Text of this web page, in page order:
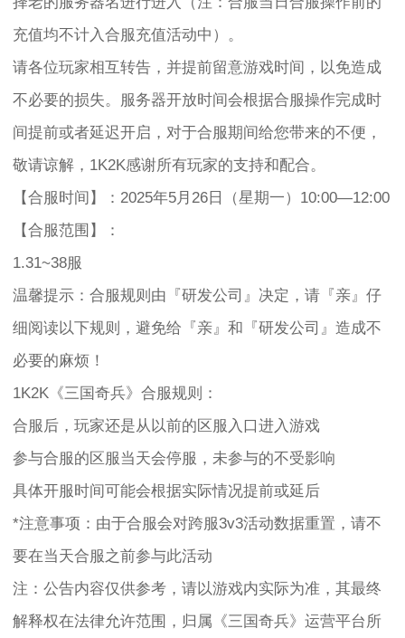
充值均不计入合服充值活动中）。
请各位玩家相互转告，并提前留意游戏时间，以免造成
不必要的损失。服务器开放时间会根据合服操作完成时
间提前或者延迟开启，对于合服期间给您带来的不便，
敬请谅解，1K2K感谢所有玩家的支持和配合。
【合服时间】：2025年5月26日（星期一）10:00—12:00
【合服范围】：
1.31~38服
温馨提示：合服规则由『研发公司』决定，请『亲』仔
细阅读以下规则，避免给『亲』和『研发公司』造成不
必要的麻烦！
1K2K《三国奇兵》合服规则：
合服后，玩家还是从以前的区服入口进入游戏
参与合服的区服当天会停服，未参与的不受影响
具体开服时间可能会根据实际情况提前或延后
*注意事项：由于合服会对跨服3v3活动数据重置，请不
要在当天合服之前参与此活动
注：公告内容仅供参考，请以游戏内实际为准，其最终
解释权在法律允许范围，归属《三国奇兵》运营平台所